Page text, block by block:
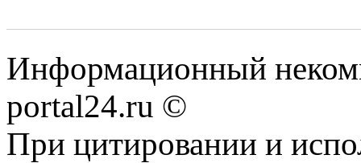
Информационный
portal24.ru ©
При цитировании и